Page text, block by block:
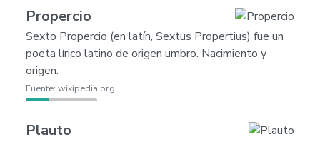
Propercio
Sexto Propercio (en latín, Sextus Propertius) fue un
poeta lírico latino de origen umbro. Nacimiento y
origen.
Fuente: wikipedia.org
Plauto